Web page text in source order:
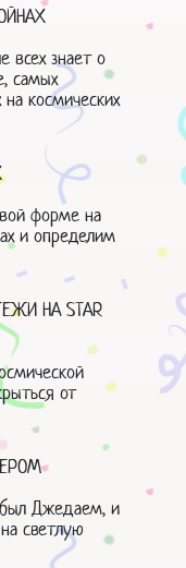
всех знает о
самых
на космических
форме на
и определим
НА STAR
от
Джедаем, и
светлую